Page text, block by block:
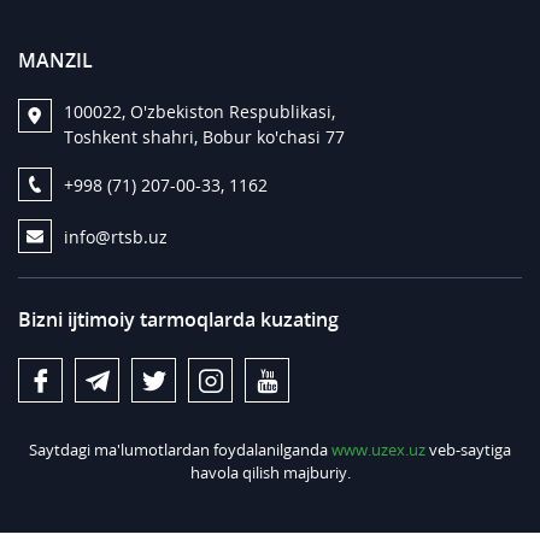
MANZIL
100022, O'zbekiston Respublikasi,
Toshkent shahri, Bobur ko'chasi 77
+998 (71) 207-00-33, 1162
info@rtsb.uz
Bizni ijtimoiy tarmoqlarda kuzating
Saytdagi ma'lumotlardan foydalanilgandawww.uzex.uzveb-saytiga
havola qilish majburiy.